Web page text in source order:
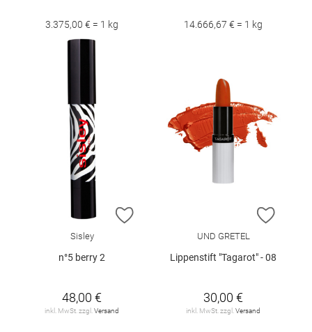
3.375,00 € = 1 kg 14.666,67 € = 1 kg
ZUR WUNSCHLISTE HINZUFÜGEN
Sisley
n°5 berry 2
48,00 €
inkl. MwSt. zzgl. Versand
ZUR
UND GRETEL
Lippenstift "Tagarot" - 08
30,00 €
inkl. MwSt. zzgl. Versand